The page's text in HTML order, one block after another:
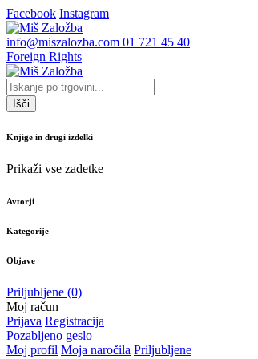
Facebook Instagram
info@miszalozba.com 01 721 45 40
Foreign Rights
Išči
Knjige in drugi izdelki
Prikaži vse zadetke
Avtorji
Kategorije
Objave
Priljubljene (0)
Moj račun
Prijava Registracija
Pozabljeno geslo
Moj profil Moja naročila Priljubljene